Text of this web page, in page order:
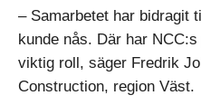
– Samarbetet har bidragit
kunde nås. Där har
viktig roll, säger Fredrik
Construction, region Väst.